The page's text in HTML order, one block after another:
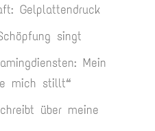
Gelplattendruck
singt
Mein
mich stillt“
über meine